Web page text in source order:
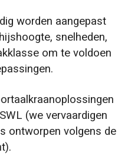
worden aangepast
snelheden,
om te voldoen
(we vervaardigen
ontworpen volgens de